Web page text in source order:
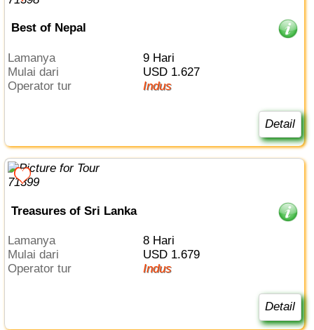
Best of Nepal
Lamanya
9 Hari
Mulai dari
USD 1.627
Operator tur
Indus
Detail
Treasures of Sri Lanka
Lamanya
8 Hari
Mulai dari
USD 1.679
Operator tur
Indus
Detail